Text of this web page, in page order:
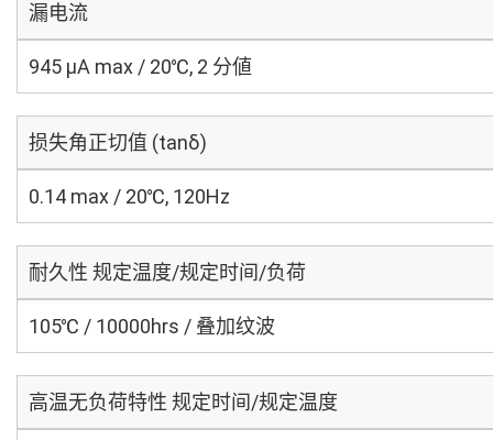
漏电流
945 μA max / 20℃, 2 分値
损失角正切值 (tanδ)
0.14 max / 20℃, 120Hz
耐久性 规定温度/规定时间/负荷
105℃ / 10000hrs / 叠加纹波
高温无负荷特性 规定时间/规定温度